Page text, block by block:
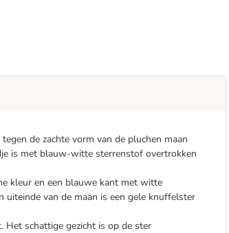
de zachte vorm van de pluchen maan
is met blauw-witte sterrenstof overtrokken
kleur en een blauwe kant met witte
van de maan is een gele knuffelster
Het schattige gezicht is op de ster